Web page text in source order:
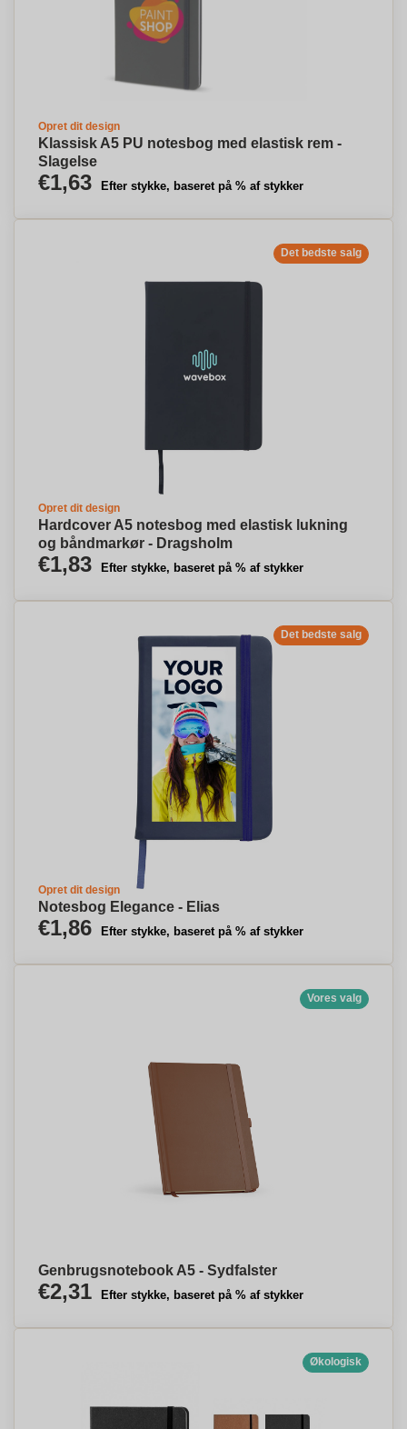
Opret dit design
Klassisk A5 PU notesbog med elastisk rem -
Slagelse
€1,63 Efter stykke, baseret på % af stykker
Det bedste salg
Opret dit design
Hardcover A5 notesbog med elastisk lukning
og båndmarkør - Dragsholm
€1,83 Efter stykke, baseret på % af stykker
Det bedste salg
Opret dit design
Notesbog Elegance - Elias
€1,86 Efter stykke, baseret på % af stykker
Vores valg
Genbrugsnotebook A5 - Sydfalster
€2,31 Efter stykke, baseret på % af stykker
Økologisk